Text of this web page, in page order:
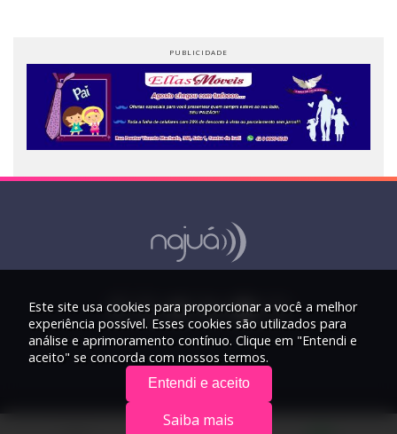
Este site usa cookies para proporcionar a você a melhor
experiência possível. Esses cookies são utilizados para
análise e aprimoramento contínuo. Clique em "Entendi e
aceito" se concorda com nossos termos.
Entendi e aceito
Saiba mais